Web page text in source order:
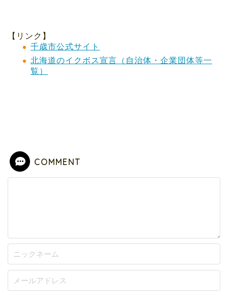
【リンク】
千歳市公式サイト
北海道のイクボス宣言（自治体・企業団体等一
覧）
COMMENT